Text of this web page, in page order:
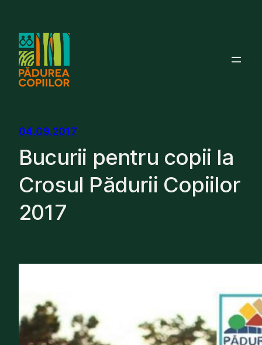
content
04.09.2017
Bucurii pentru copii la
Crosul Pădurii Copiilor
2017